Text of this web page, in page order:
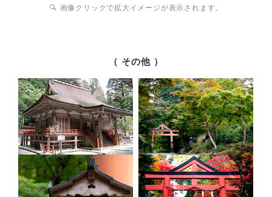
画像クリックで拡大イメージが表示されます。
（ その他 ）